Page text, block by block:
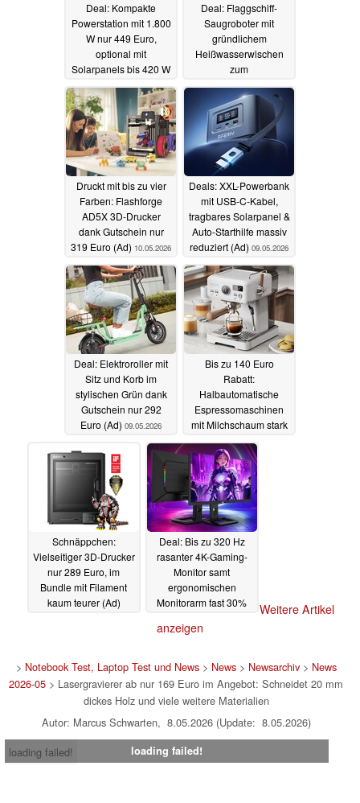
Deal: Kompakte
Powerstation mit 1.800
W nur 449 Euro,
optional mit
Solarpanels bis 420 W
Laden (Ad)
11.05.2026
Deal: Flaggschiff-
Saugroboter mit
gründlichem
Heißwasserwischen
zum
(Ad)10.05.2026
Druckt mit bis zu vier
Farben: Flashforge
AD5X 3D-Drucker
dank Gutschein nur
319 Euro (Ad) 10.05.2026
Deals: XXL-Powerbank
mit USB-C-Kabel,
tragbares Solarpanel &
Auto-Starthilfe massiv
reduziert (Ad) 09.05.2026
Deal: Elektroroller mit
Sitz und Korb im
stylischen Grün dank
Gutschein nur 292
Euro (Ad) 09.05.2026
Bis zu 140 Euro
Rabatt:
Halbautomatische
Espressomaschinen
mit Milchschaum stark
07.05.2026
Schnäppchen:
Vielseitiger 3D-Drucker
nur 289 Euro, im
Bundle mit Filament
kaum teurer (Ad)
Deal: Bis zu 320 Hz
rasanter 4K-Gaming-
Monitor samt
ergonomischen
Monitorarm fast 30%
Weitere Artikel
anzeigen
> Notebook Test, Laptop Test und News> News> Newsarchiv> News
2026-05 > Lasergravierer ab nur 169 Euro im Angebot: Schneidet 20 mm
dickes Holz und viele weitere Materialien
Autor: Marcus Schwarten, 8.05.2026 (Update: 8.05.2026)
loading failed!
loading failed!